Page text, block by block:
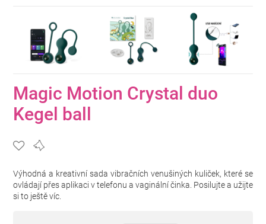
Magic Motion Crystal duo
Kegel ball
Výhodná a kreativní sada vibračních venušiných kuliček, které se
ovládají přes aplikaci v telefonu a vaginální činka. Posilujte a užijte
si to ještě víc.